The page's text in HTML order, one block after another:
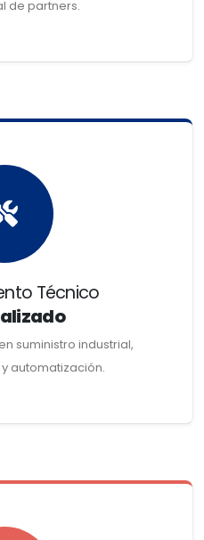
de partners.
Técnico
suministro industrial,
automatización.